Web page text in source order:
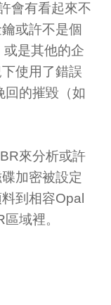
會有看起來不
或許不是個
是其他的企
使用了錯誤
回的摧毀（如
來分析或許
加密被設定
到相容Opal
域裡。